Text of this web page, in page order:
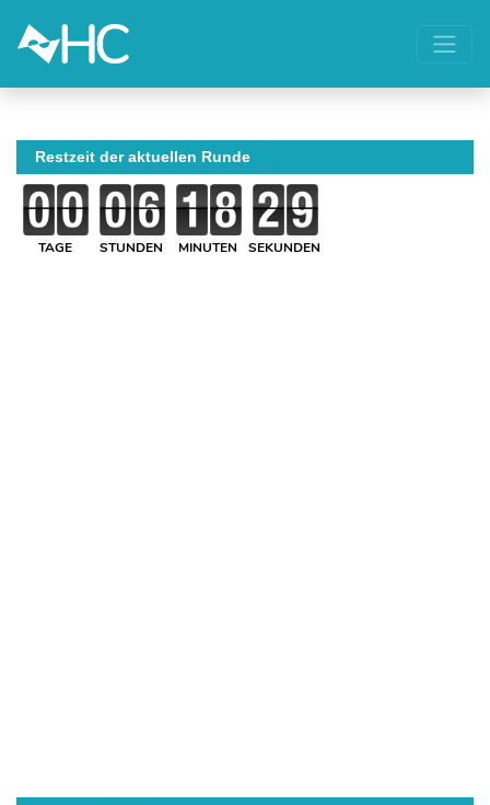
Restzeit der aktuellen Runde
TAGE STUNDEN MINUTEN SEKUNDEN